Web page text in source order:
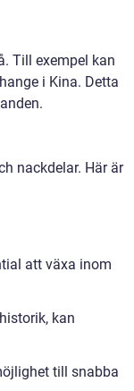
Till exempel kan
i Kina. Detta
nackdelar. Här är
att växa inom
kan
till snabba